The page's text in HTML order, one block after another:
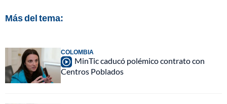
Más del tema:
COLOMBIA
MinTic caducó polémico contrato con
Centros Poblados